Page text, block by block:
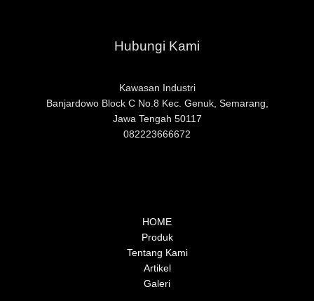
Hubungi Kami
Kawasan Industri
Banjardowo Block C No.8 Kec. Genuk, Semarang,
Jawa Tengah 50117
082223666672
HOME
Produk
Tentang Kami
Artikel
Galeri